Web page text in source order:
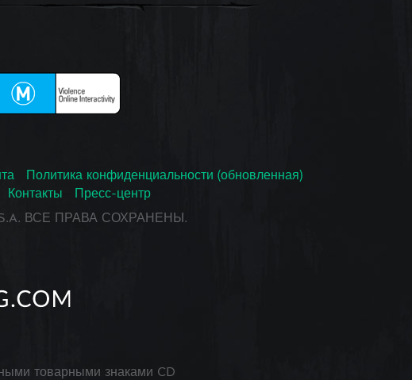
Политика конфиденциальности (обновленная)
Контакты
Пресс-центр
S.A. ВСЕ ПРАВА СОХРАНЕНЫ.
товарными знаками CD